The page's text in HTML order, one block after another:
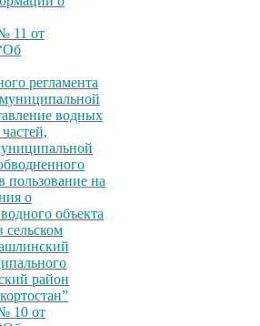
11 от
регламента
водных
пользование на
о
объекта
сельском
район
10 от